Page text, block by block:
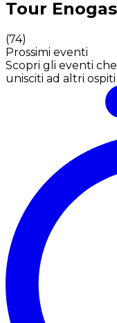
Tour
(74)
Prossimi eventi
Scopri gli eventi
unisciti ad altri ospiti